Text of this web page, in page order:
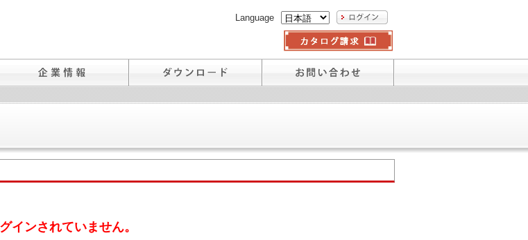
Language
インされていません。